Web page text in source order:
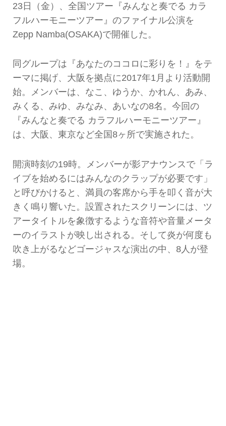
23日（金）、全国ツアー『みんなと奏でる カラ
フルハーモニーツアー』のファイナル公演を
Zepp Namba(OSAKA)で開催した。
同グループは『あなたのココロに彩りを！』をテ
ーマに掲げ、大阪を拠点に2017年1月より活動開
始。メンバーは、なこ、ゆうか、かれん、あみ、
みくる、みゆ、みなみ、あいなの8名。今回の
『みんなと奏でる カラフルハーモニーツアー』
は、大阪、東京など全国8ヶ所で実施された。
開演時刻の19時。メンバーが影アナウンスで「ラ
イブを始めるにはみんなのクラップが必要です」
と呼びかけると、満員の客席から手を叩く音が大
きく鳴り響いた。設置されたスクリーンには、ツ
アータイトルを象徴するような音符や音量メータ
ーのイラストが映し出される。そして炎が何度も
吹き上がるなどゴージャスな演出の中、8人が登
場。